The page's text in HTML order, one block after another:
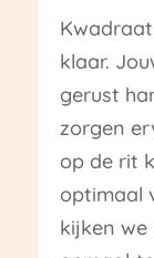
klaar.
gerust
zorgen
op de rit
optimaal
kijken